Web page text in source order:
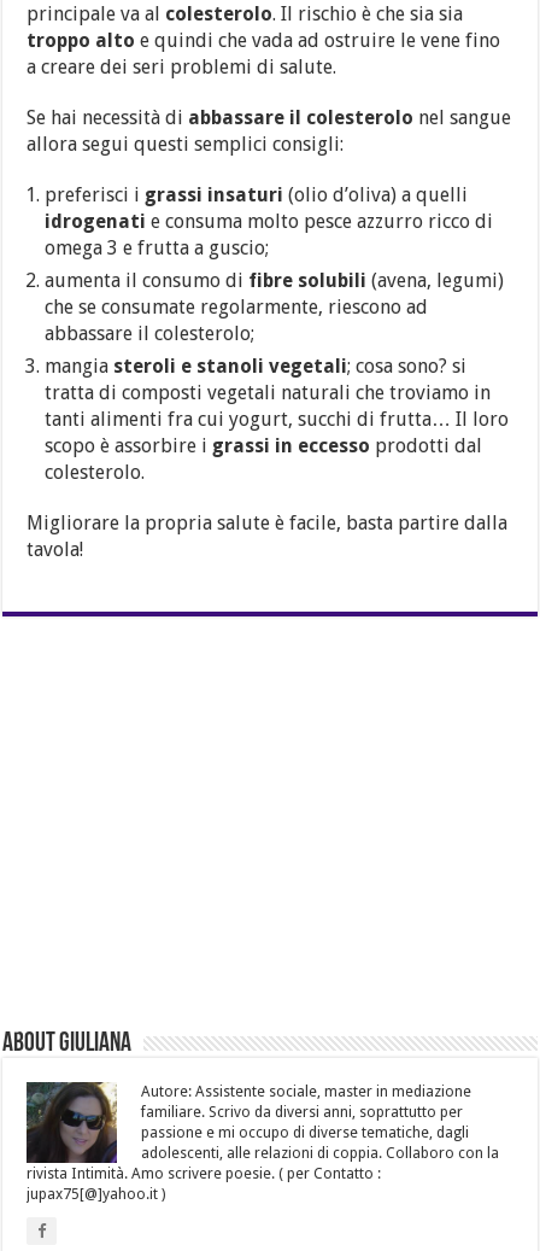
principale va al colesterolo. Il rischio è che sia sia
troppo alto e quindi che vada ad ostruire le vene fino
a creare dei seri problemi di salute.
Se hai necessità di abbassare il colesterolo nel sangue
allora segui questi semplici consigli:
preferisci i grassi insaturi (olio d’oliva) a quelli
idrogenati e consuma molto pesce azzurro ricco di
omega 3 e frutta a guscio;
aumenta il consumo di fibre solubili (avena, legumi)
che se consumate regolarmente, riescono ad
abbassare il colesterolo;
mangia steroli e stanoli vegetali; cosa sono? si
tratta di composti vegetali naturali che troviamo in
tanti alimenti fra cui yogurt, succhi di frutta… Il loro
scopo è assorbire i grassi in eccesso prodotti dal
colesterolo.
Migliorare la propria salute è facile, basta partire dalla
tavola!
About Giuliana
Autore: Assistente sociale, master in mediazione
familiare. Scrivo da diversi anni, soprattutto per
passione e mi occupo di diverse tematiche, dagli
adolescenti, alle relazioni di coppia. Collaboro con la
rivista Intimità. Amo scrivere poesie. ( per Contatto :
jupax75[@]yahoo.it )